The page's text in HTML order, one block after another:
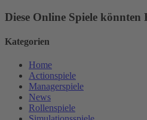
Diese Online Spiele könnten
Kategorien
Home
Actionspiele
Managerspiele
News
Rollenspiele